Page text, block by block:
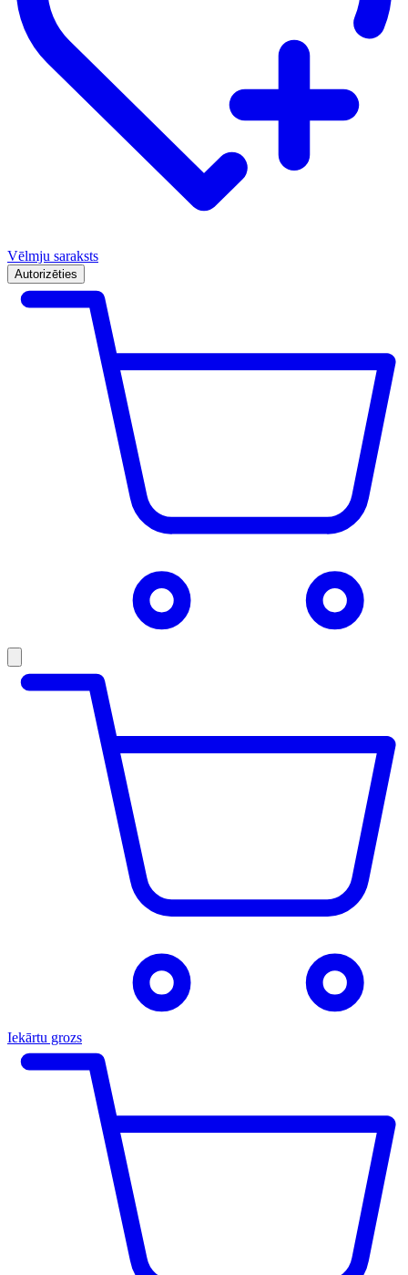
Vēlmju saraksts
Autorizēties
Iekārtu grozs